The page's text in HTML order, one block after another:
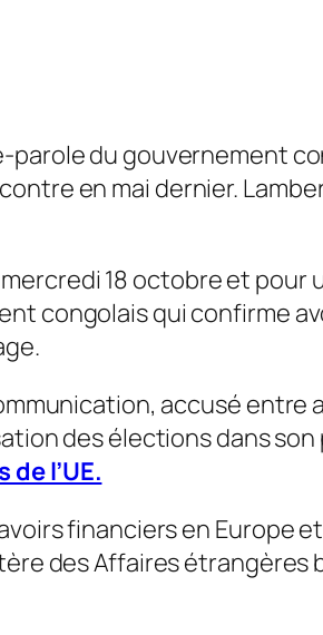
parole du gouvernement
en mai dernier.
18 octobre et pour
congolais qui confirme
accusé entre
des élections dans
l’UE.
financiers en Europe
des Affaires étrangères